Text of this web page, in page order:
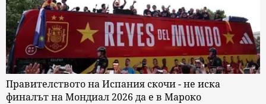
Правителството на Испания скочи - не иска
финалът на Мондиал 2026 да е в Мароко